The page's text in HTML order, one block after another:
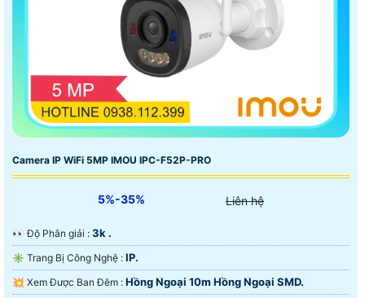
Camera IP WiFi 5MP IMOU IPC-F52P-PRO
5%-35% Liên hệ
️👀 Độ Phân giải : 3k .
✳️ Trang Bị Công Nghệ : IP.
💥 Xem Được Ban Đêm : Hồng Ngoại 10m Hồng Ngoại SMD.